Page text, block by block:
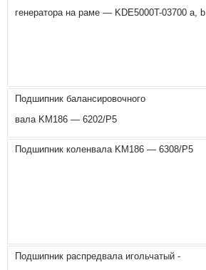
генератора на раме — KDE5000T-03700 a, b
Подшипник балансировочного
вала KM186 — 6202/P5
Подшипник коленвала KM186 — 6308/P5
Подшипник распредвала игольчатый -